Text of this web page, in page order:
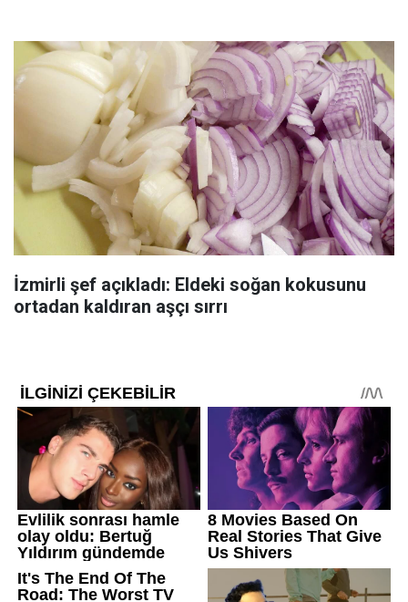
İzmirli şef açıkladı: Eldeki soğan kokusunu
ortadan kaldıran aşçı sırrı